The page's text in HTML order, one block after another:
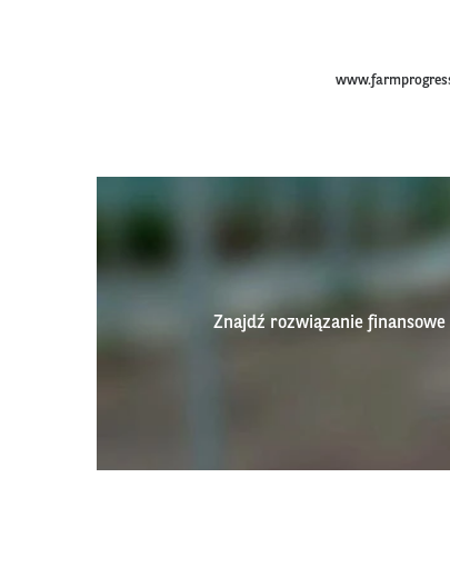
Znajdź rozwiązanie